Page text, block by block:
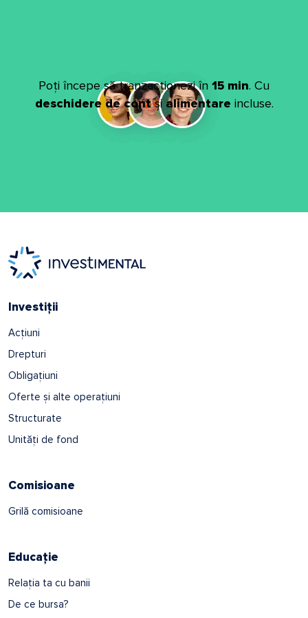
Poți începe să tranzacționezi în 15 min. Cu
deschidere de contși alimentare incluse.
Investiții
Acțiuni
Drepturi
Obligațiuni
Oferte și alte operațiuni
Structurate
Unități de fond
Comisioane
Grilă comisioane
Educație
Relația ta cu banii
De ce bursa?